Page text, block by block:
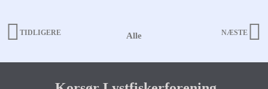
TIDLIGERE NÆSTE
Alle